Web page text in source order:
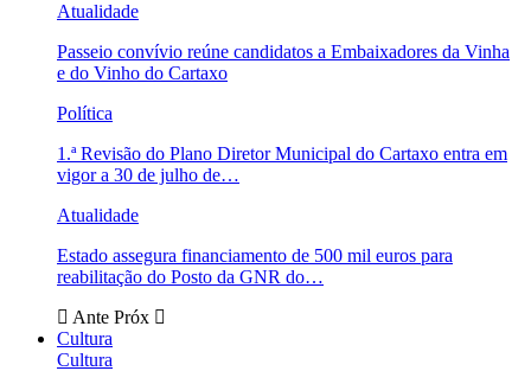
Atualidade
Passeio convívio reúne candidatos a Embaixadores da Vinha
e do Vinho do Cartaxo
Política
1.ª Revisão do Plano Diretor Municipal do Cartaxo entra em
vigor a 30 de julho de…
Atualidade
Estado assegura financiamento de 500 mil euros para
reabilitação do Posto da GNR do…
Ante Próx
Cultura
Cultura